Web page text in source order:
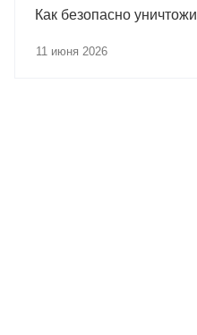
Как безопасно
11 июня 2026